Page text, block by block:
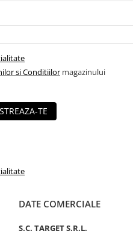
si Conditiilor magazinului
TE
DATE COMERCIALE
S.C. TARGET S.R.L.